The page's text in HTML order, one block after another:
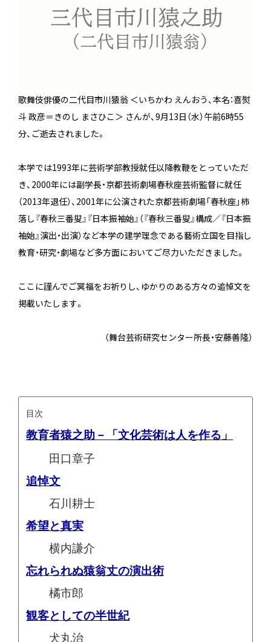
歌舞伎俳優の二代目市川猿翁 ＜いちかわ えんおう、本名：喜熨
斗 政彦＝きのし まさひこ＞ さんが、9月13日（水）午前6時55
分、ご逝去されました。
本学では1993年に芸術学部教授就任以降教鞭をとっていただ
き、2000年には副学長・京都芸術劇場春秋座芸術監督に就任
（2013年退任）、2001年に公演された京都芸術劇場「春秋座」柿
落し『春秋三番叟』『日本振袖始』（『春秋三番叟』構成／『日本振
袖始』演出・出演）など本学の建学理念である藝術立国を目指し
教育・研究・劇場など多方面においてご尽力いただきました。
ここに謹んでご冥福をお祈りし、ゆかりのある方々の追悼文を
掲載いたします。
（舞台芸術研究センター所長・安藤善隆）
目次
教育者猿之助－「文化芸術は人を作る」
田口章子
追悼文
石川耕士
希望と真実
横内謙介
忘れられぬ猿翁丈の演出術
橘市郎
観客としての半世紀
犬丸治